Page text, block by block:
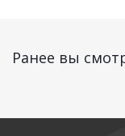
Ранее вы